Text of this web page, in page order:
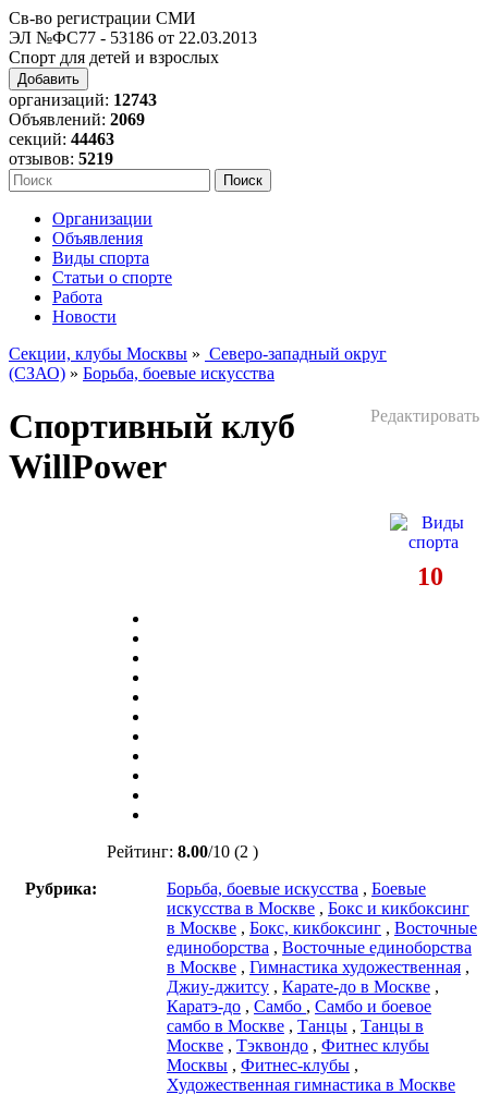
Св-во регистрации СМИ
ЭЛ №ФС77 - 53186 от 22.03.2013
Спорт для детей и взрослых
Добавить
организаций: 12743
Объявлений: 2069
секций: 44463
отзывов: 5219
Организации
Объявления
Виды спорта
Статьи о спорте
Работа
Новости
Секции, клубы Москвы » Северо-западный округ
(СЗАО) » Борьба, боевые искусства
Редактировать
Спортивный клуб
WillPower
10
Рейтинг: 8.00/10 (2 )
Рубрика:
Борьба, боевые искусства , Боевые
искусства в Москве , Бокс и кикбоксинг
в Москве , Бокс, кикбоксинг , Восточные
единоборства , Восточные единоборства
в Москве , Гимнастика художественная ,
Джиу-джитсу , Карате-до в Москве ,
Каратэ-до , Самбо , Самбо и боевое
самбо в Москве , Танцы , Танцы в
Москве , Тэквондо , Фитнес клубы
Москвы , Фитнес-клубы ,
Художественная гимнастика в Москве